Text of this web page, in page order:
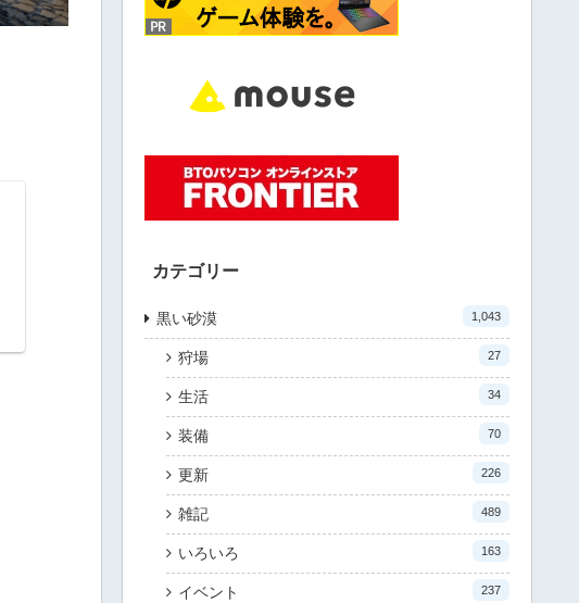
カテゴリー
黒い砂漠 1,043
狩場 27
生活 34
装備 70
更新 226
雑記 489
いろいろ 163
イベント 237